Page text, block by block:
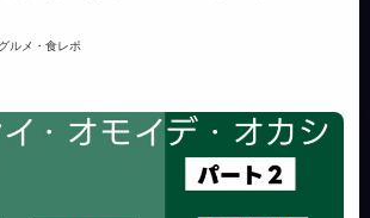
ルメ・食レポ